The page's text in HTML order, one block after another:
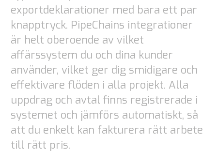
exportdeklarationer med bara ett par
knapptryck. PipeChains integrationer
är helt oberoende av vilket
affärssystem du och dina kunder
använder, vilket ger dig smidigare och
effektivare flöden i alla projekt. Alla
uppdrag och avtal finns registrerade i
systemet och jämförs automatiskt, så
att du enkelt kan fakturera rätt arbete
till rätt pris.
inte valbara.
De behövs
för att
webbplatsen
ska fungera.
Statistik
För att vi ska
kunna